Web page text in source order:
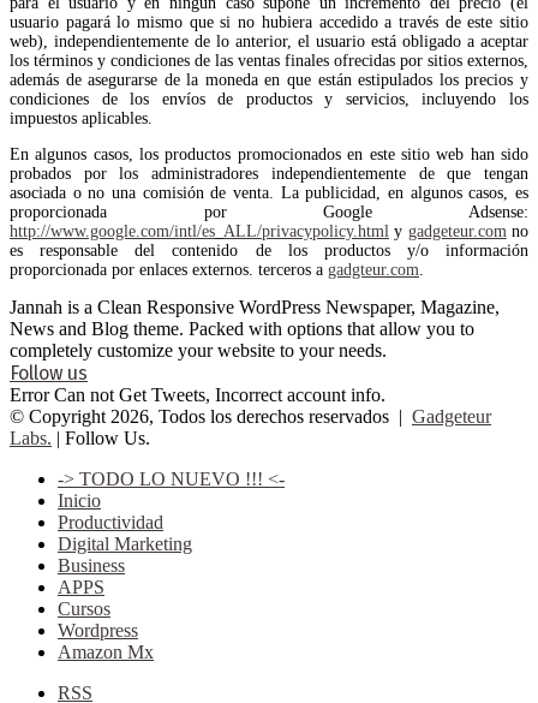
usuario pagará lo mismo que si no hubiera accedido a través de este sitio
web), independientemente de lo anterior, el usuario está obligado a aceptar
los términos y condiciones de las ventas finales ofrecidas por sitios externos,
además de asegurarse de la moneda en que están estipulados los precios y
condiciones de los envíos de productos y servicios, incluyendo los
impuestos aplicables.
En algunos casos, los productos promocionados en este sitio web han sido
probados por los administradores independientemente de que tengan
asociada o no una comisión de venta. La publicidad, en algunos casos, es
proporcionada por Google Adsense:
http://www.google.com/intl/es_ALL/privacypolicy.html y gadgeteur.comno
es responsable del contenido de los productos y/o información
proporcionada por enlaces externos. terceros a gadgteur.com.
Jannah is a Clean Responsive WordPress Newspaper, Magazine,
News and Blog theme. Packed with options that allow you to
completely customize your website to your needs.
Follow us
Error Can not Get Tweets, Incorrect account info.
© Copyright 2026, Todos los derechos reservados | Gadgeteur
Labs. | Follow Us.
-> TODO LO NUEVO !!! <-
Inicio
Productividad
Digital Marketing
Business
APPS
Cursos
Wordpress
Amazon Mx
RSS